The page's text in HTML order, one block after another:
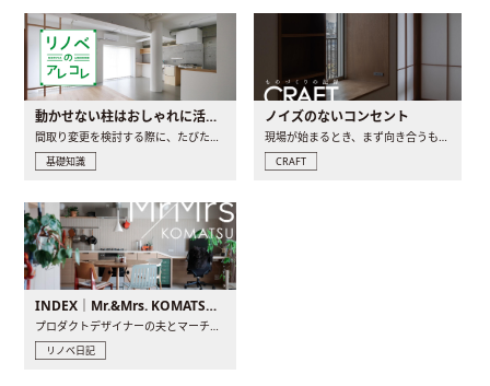
動かせない柱はおしゃれに活用！柱を魅せるリノベーション(リノベ)4選
間取り変更を検討する際に、たびたび皆さんの頭を悩ませる動か..
基礎知識
ノイズのないコンセント
現場が始まるとき、まず向き合うものの一つがコンセントです..
CRAFT
INDEX｜Mr.&Mrs. KOMATSU renovation diary
プロダクトデザイナーの夫とマーチャンダイザーの妻が、夫婦で..
リノベ日記